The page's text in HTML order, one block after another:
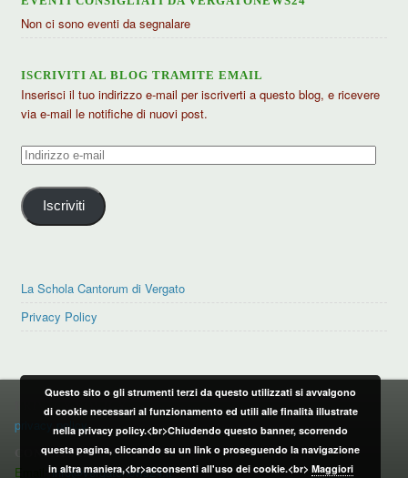
Non ci sono eventi da segnalare
ISCRIVITI AL BLOG TRAMITE EMAIL
Inserisci il tuo indirizzo e-mail per iscriverti a questo blog, e ricevere
via e-mail le notifiche di nuovi post.
Indirizzo
mail
Iscriviti
La Schola Cantorum di Vergato
Privacy Policy
PRIVACY POLICY
privacy policy
CONTATTI:
Email:info@vergatonews24.it
Questo sito o gli strumenti terzi da questo utilizzati si avvalgono
di cookie necessari al funzionamento ed utili alle finalità illustrate
nella privacy policy.<br>Chiudendo questo banner, scorrendo
questa pagina, cliccando su un link o proseguendo la navigazione
in altra maniera,<br>acconsenti all'uso dei cookie.<br> Maggiori